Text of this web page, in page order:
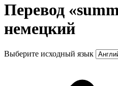
Перевод
немецкий
Выберите исходный язык